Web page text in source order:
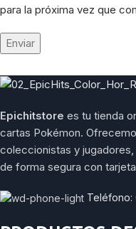
para la próxima vez que
Epichitstore es tu tienda
cartas Pokémon.
coleccionistas y
de forma segura con
Teléfono: